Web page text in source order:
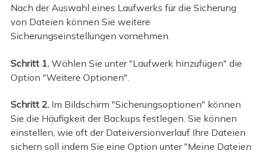
Nach der Auswahl eines Laufwerks für die Sicherung
von Dateien können Sie weitere
Sicherungseinstellungen vornehmen.
Schritt 1.Wählen Sie unter "Laufwerk hinzufügen" die
Option "Weitere Optionen".
Schritt 2.Im Bildschirm "Sicherungsoptionen" können
Sie die Häufigkeit der Backups festlegen. Sie können
einstellen, wie oft der Dateiversionverlauf Ihre Dateien
sichern soll indem Sie eine Option unter "Meine Dateien